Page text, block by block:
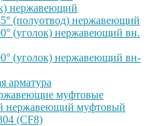
нержавеющий
(полуотвод) нержавеющий
(уголок) нержавеющий вн.
(уголок) нержавеющий вн-
арматура
муфтовые
нержавеющий муфтовый
(CF8)